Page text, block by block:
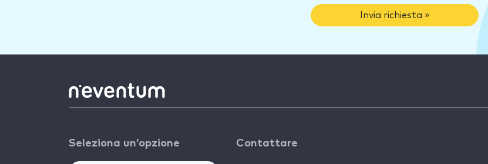
Invia richiesta »
Seleziona un’opzione Contattare